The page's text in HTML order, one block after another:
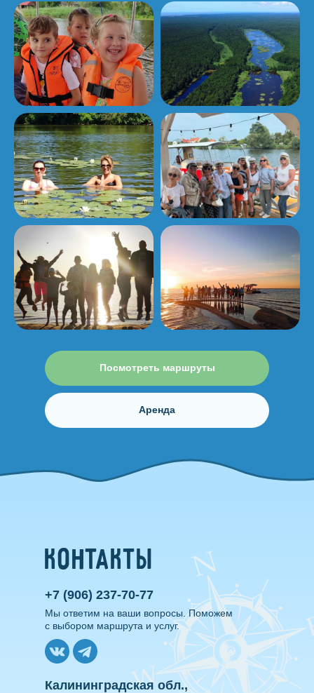
Посмотреть маршруты
Аренда
+7 (906) 237-70-77
Мы ответим на ваши вопросы. Поможем
с выбором маршрута и услуг.
Калининградская обл.,
Контакты